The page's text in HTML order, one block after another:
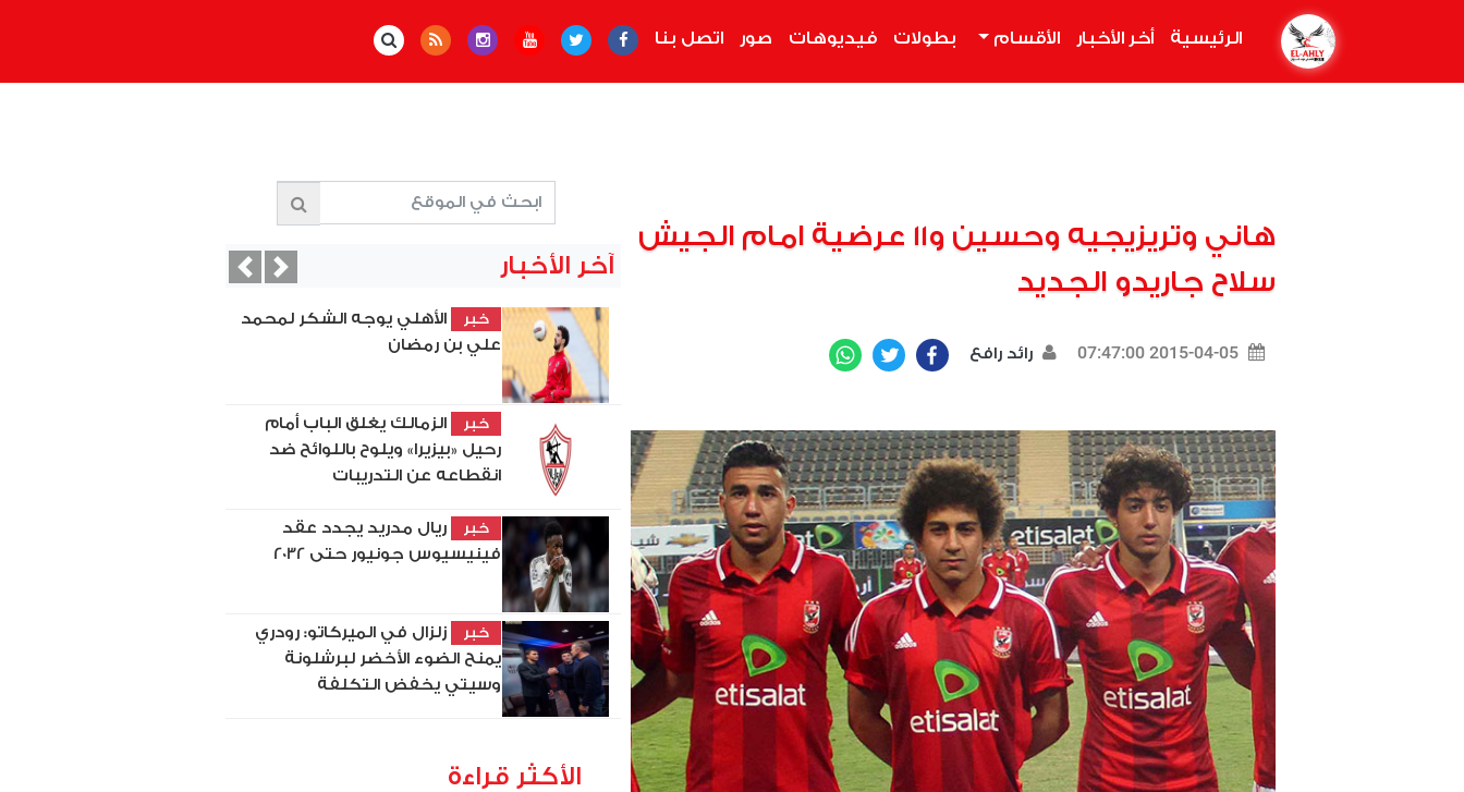
الرئيسية أخر الأخبار الأقسام بطولات فيديوهات صور اتصل بنا
هاني وتريزيجيه وحسين و11 عرضية امام الجيش
سلاح جاريدو الجديد
2015-04-05 07:47:00 رائد رافع Facebook
Twitter
آخر الأخبار
خبر
الأهلي يوجه الشكر لمحمد
علي بن رمضان
خبر
الزمالك يغلق الباب أمام
رحيل «بيزيرا» ويلوح باللوائح ضد
انقطاعه عن التدريبات
خبر
ريال مدريد يجدد عقد
فينيسيوس جونيور حتى 2032
خبر
زلزال في الميركاتو: رودري
يمنح الضوء الأخضر لبرشلونة
وسيتي يخفض التكلفة
PreviousNext
الأكثر قراءة